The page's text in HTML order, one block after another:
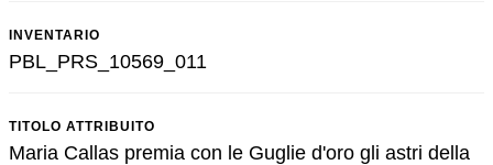
INVENTARIO
PBL_PRS_10569_011
TITOLO ATTRIBUITO
Maria Callas premia con le Guglie d'oro gli astri della